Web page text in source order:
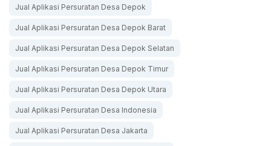
Jual Aplikasi Persuratan Desa Depok
Jual Aplikasi Persuratan Desa Depok Barat
Jual Aplikasi Persuratan Desa Depok Selatan
Jual Aplikasi Persuratan Desa Depok Timur
Jual Aplikasi Persuratan Desa Depok Utara
Jual Aplikasi Persuratan Desa Indonesia
Jual Aplikasi Persuratan Desa Jakarta